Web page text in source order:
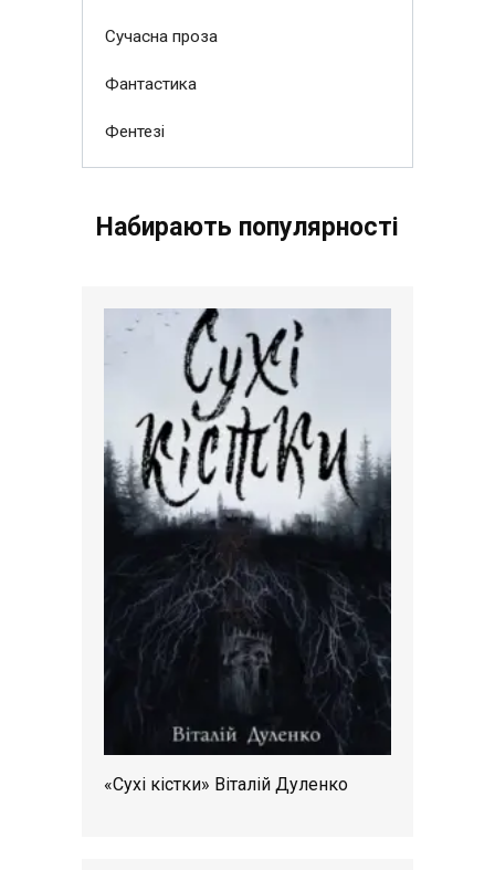
Сучасна проза
Фантастика
Фентезі
Набирають популярності
«Сухі кістки» Віталій Дуленко